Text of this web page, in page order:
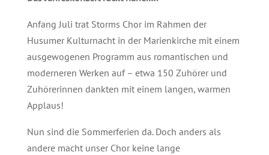
Anfang Juli trat Storms Chor im Rahmen der
Husumer Kulturnacht in der Marienkirche mit einem
ausgewogenen Programm aus romantischen und
moderneren Werken auf – etwa 150 Zuhörer und
Zuhörerinnen dankten mit einem langen, warmen
Applaus!
Nun sind die Sommerferien da. Doch anders als
andere macht unser Chor keine lange